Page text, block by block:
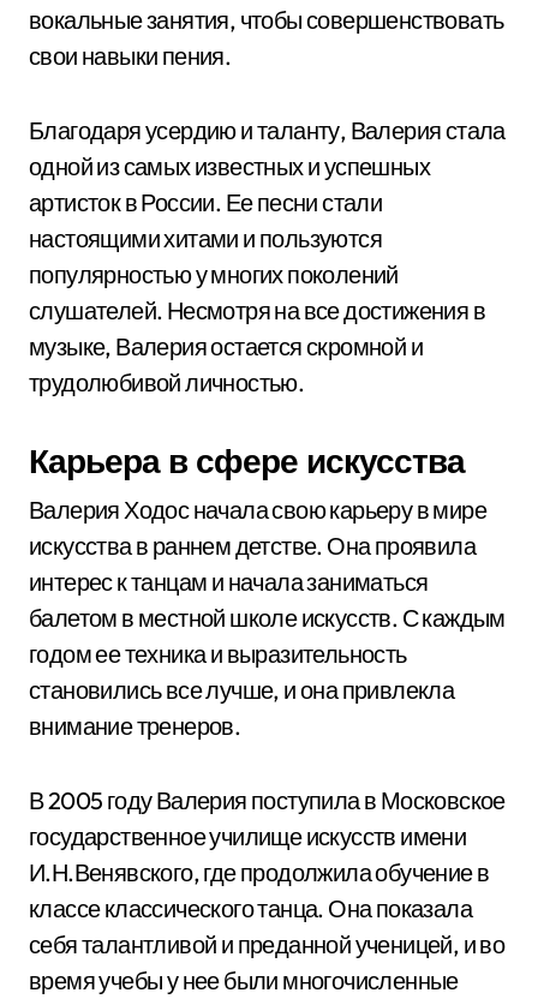
вокальные занятия, чтобы совершенствовать
свои навыки пения.
Благодаря усердию и таланту, Валерия стала
одной из самых известных и успешных
артисток в России. Ее песни стали
настоящими хитами и пользуются
популярностью у многих поколений
слушателей. Несмотря на все достижения в
музыке, Валерия остается скромной и
трудолюбивой личностью.
Карьера в сфере искусства
Валерия Ходос начала свою карьеру в мире
искусства в раннем детстве. Она проявила
интерес к танцам и начала заниматься
балетом в местной школе искусств. С каждым
годом ее техника и выразительность
становились все лучше, и она привлекла
внимание тренеров.
В 2005 году Валерия поступила в Московское
государственное училище искусств имени
И.Н.Венявского, где продолжила обучение в
классе классического танца. Она показала
себя талантливой и преданной ученицей, и во
время учебы у нее были многочисленные